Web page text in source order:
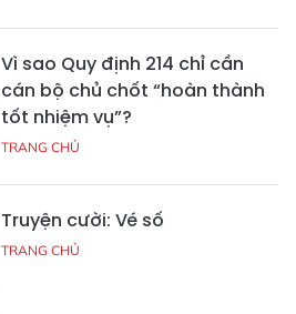
Vì sao Quy định 214 chỉ cần
cán bộ chủ chốt “hoàn thành
tốt nhiệm vụ”?
TRANG CHỦ
Truyện cười: Vé số
TRANG CHỦ